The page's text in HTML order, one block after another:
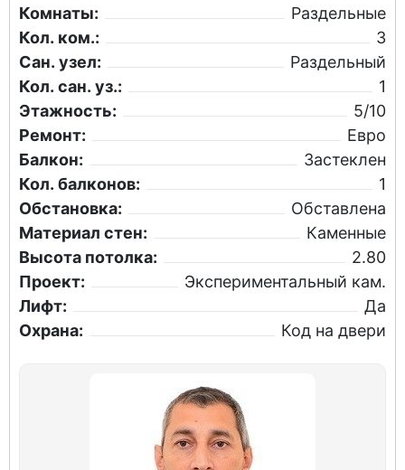
Комнаты:
Раздельные
Кол. ком.:
3
Сан. узел:
Раздельный
Кол. сан. уз.:
1
Этажность:
5/10
Ремонт:
Евро
Балкон:
Застеклен
Кол. балконов:
1
Обстановка:
Обставлена
Материал стен:
Каменные
Высота потолка:
2.80
Проект:
Экспериментальный кам.
Лифт:
Да
Охрана:
Код на двери